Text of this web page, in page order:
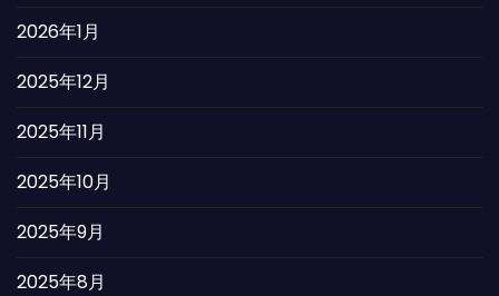
2026年1月
2025年12月
2025年11月
2025年10月
2025年9月
2025年8月